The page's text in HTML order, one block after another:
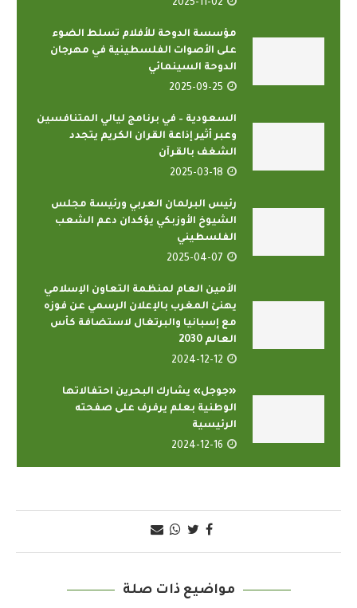
2025-11-02
مؤسسة الدوحة للأفلام تسلط الضوء
على الأصوات الفلسطينية في مهرجان
الدوحة السينمائي
2025-09-25
السعودية – في برنامج ليالي المتنافسين
وعبر أثير إذاعة القران الكريم يتجدد
الشغف بالقرآن
2025-03-18
رئيس البرلمان العربي ورئيسة مجلس
الشيوخ الأوزبكي يؤكدان دعم الشعب
الفلسطيني
2025-04-07
الأمين العام لمنظمة التعاون الإسلامي
يهنئ المغرب بالإعلان الرسمي عن فوزه
مع إسبانيا والبرتغال لاستضافة كأس
العالم 2030
2024-12-12
«جوجل» يشارك البحرين احتفالاتها
الوطنية بعلم يرفرف على صفحته
الرئيسية
2024-12-16
مواضيع ذات صلة